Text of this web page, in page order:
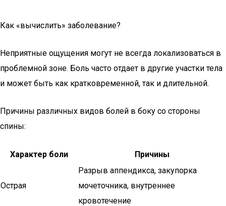
Как «вычислить» заболевание?
Неприятные ощущения могут не всегда локализоваться в
проблемной зоне. Боль часто отдает в другие участки тела
и может быть как кратковременной, так и длительной.
Причины различных видов болей в боку со стороны
спины:
Характер боли Причины
Острая
Разрыв аппендикса, закупорка
мочеточника, внутреннее
кровотечение